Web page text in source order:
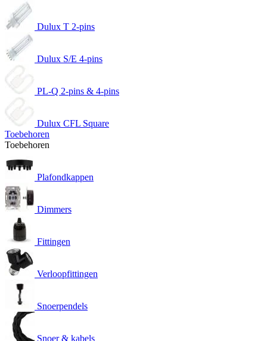
Dulux T 2-pins
Dulux S/E 4-pins
PL-Q 2-pins & 4-pins
Dulux CFL Square
Toebehoren
Toebehoren
Plafondkappen
Dimmers
Fittingen
Verloopfittingen
Snoerpendels
Snoer & kabels